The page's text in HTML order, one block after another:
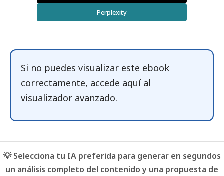
Perplexity
Si no puedes visualizar este ebook
correctamente, accede aquíal
visualizador avanzado.
💡 Selecciona tu IA preferida para generar en segundos
un análisis completo del contenido y una propuesta de